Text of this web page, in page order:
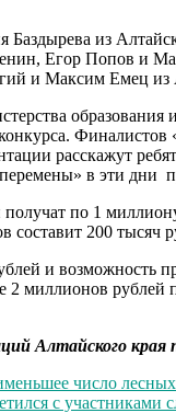
из
Егор Попов и
и Максим Емец из
расскажут
в эти дни
получат по 1
200 тысяч
и
миллионов
Алтайского
число
с